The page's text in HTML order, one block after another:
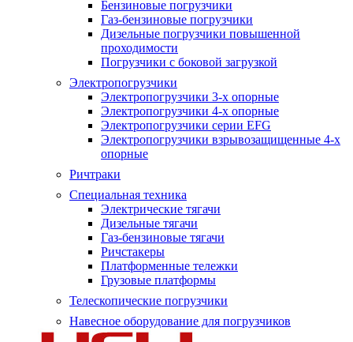
Бензиновые погрузчики
Газ-бензиновые погрузчики
Дизельные погрузчики повышенной
проходимости
Погрузчики с боковой загрузкой
Электропогрузчики
Электропогрузчики 3-х опорные
Электропогрузчики 4-х опорные
Электропогрузчики серии EFG
Электропогрузчики взрывозащищенные 4-х
опорные
Ричтраки
Специальная техника
Электрические тягачи
Дизельные тягачи
Газ-бензиновые тягачи
Ричстакеры
Платформенные тележки
Грузовые платформы
Телескопические погрузчики
Навесное оборудование для погрузчиков